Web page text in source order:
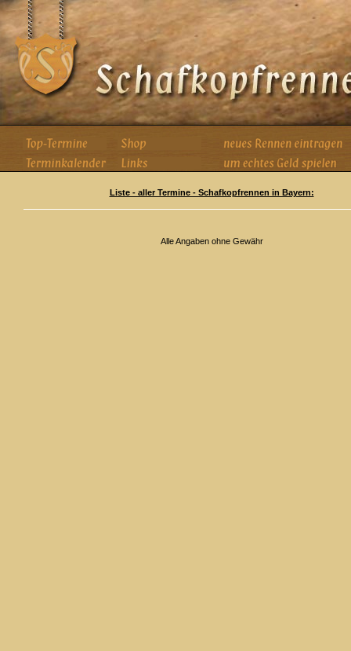
Liste - aller Termine - Schafkopfrennen in Bayern:
Alle Angaben ohne Gewähr